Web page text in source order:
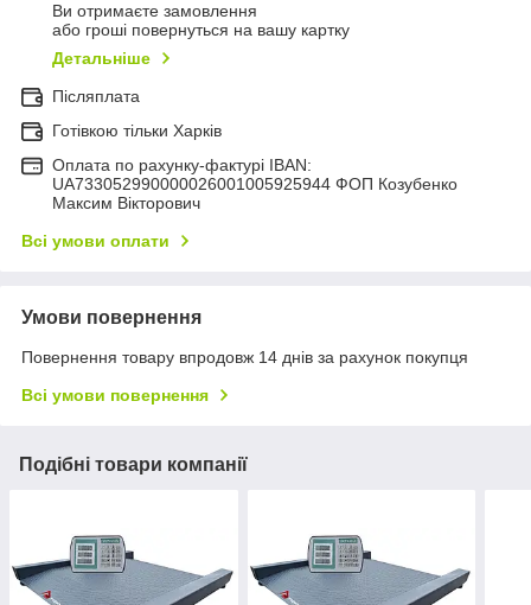
Ви отримаєте замовлення
або гроші повернуться на вашу картку
Детальніше
Післяплата
Готівкою тільки Харків
Оплата по рахунку-фактурі IBAN:
UA733052990000026001005925944 ФОП Козубенко
Максим Вікторович
Всі умови оплати
Умови повернення
Повернення товару впродовж 14 днів за рахунок покупця
Всі умови повернення
Подібні товари компанії